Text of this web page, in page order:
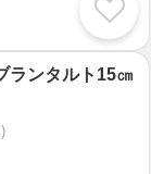
ランタルト15㎝